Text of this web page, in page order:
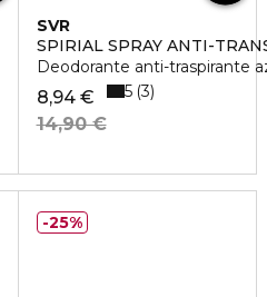
SVR
SPIRIAL SPRAY ANTI-
Deodorante anti-traspirante
8,94 €
14,90 €
5 3
25%